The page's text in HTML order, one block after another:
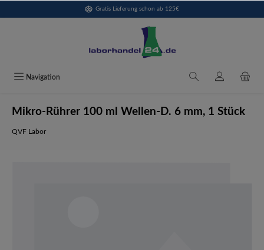
Gratis Lieferung schon ab 125€
Navigation
Mikro-Rührer 100 ml Wellen-D. 6 mm, 1 Stück
QVF Labor